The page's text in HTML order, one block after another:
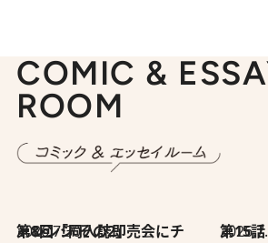
COMIC &
ROOM
2026.7.30
第8回「同人誌即売会にチャレンジ その2」 第15